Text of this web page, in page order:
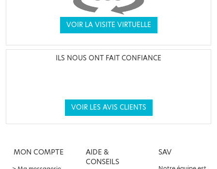
VOIR LA VISITE VIRTUELLE
ILS NOUS ONT FAIT CONFIANCE
VOIR LES AVIS CLIENTS
MON COMPTE
AIDE &
CONSEILS
SAV